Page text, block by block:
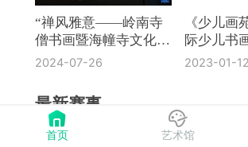
“禅风雅意——岭南寺
僧书画暨海幢寺文化
展”在国博开幕
2024-07-26
《少儿画
际少儿书
知
2023-01-12
最新赛事
《奔流·小作家》
首页 艺术馆